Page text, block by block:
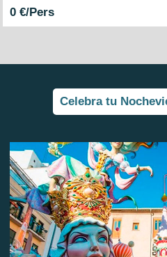
0 €/Pers
Celebra tu